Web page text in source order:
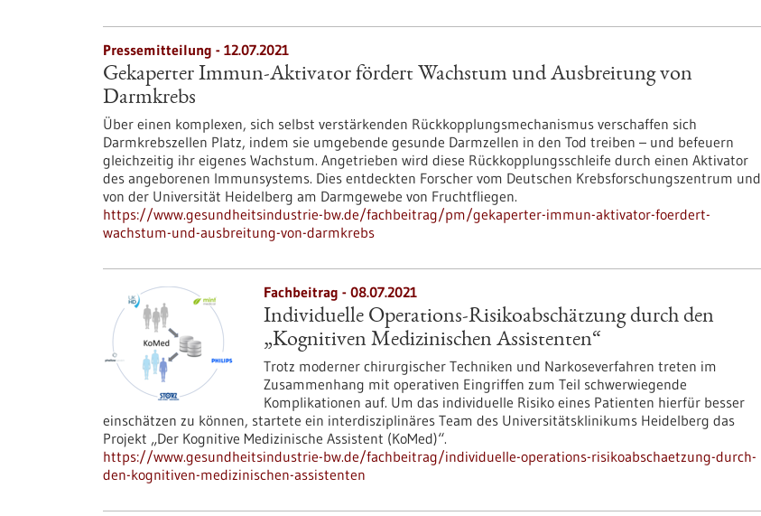
Pressemitteilung - 12.07.2021
Gekaperter Immun-Aktivator fördert Wachstum und Ausbreitung von
Darmkrebs
Über einen komplexen, sich selbst verstärkenden Rückkopplungsmechanismus verschaffen sich
Darmkrebszellen Platz, indem sie umgebende gesunde Darmzellen in den Tod treiben – und befeuern
gleichzeitig ihr eigenes Wachstum. Angetrieben wird diese Rückkopplungsschleife durch einen Aktivator
des angeborenen Immunsystems. Dies entdeckten Forscher vom Deutschen Krebsforschungszentrum und
von der Universität Heidelberg am Darmgewebe von Fruchtfliegen.
https://www.gesundheitsindustrie-bw.de/fachbeitrag/pm/gekaperter-immun-aktivator-foerdert-
wachstum-und-ausbreitung-von-darmkrebs
Fachbeitrag - 08.07.2021
Individuelle Operations-Risikoabschätzung durch den
„Kognitiven Medizinischen Assistenten“
Trotz moderner chirurgischer Techniken und Narkoseverfahren treten im
Zusammenhang mit operativen Eingriffen zum Teil schwerwiegende
Komplikationen auf. Um das individuelle Risiko eines Patienten hierfür besser
einschätzen zu können, startete ein interdisziplinäres Team des Universitätsklinikums Heidelberg das
Projekt „Der Kognitive Medizinische Assistent (KoMed)“.
https://www.gesundheitsindustrie-bw.de/fachbeitrag/individuelle-operations-risikoabschaetzung-durch-
den-kognitiven-medizinischen-assistenten